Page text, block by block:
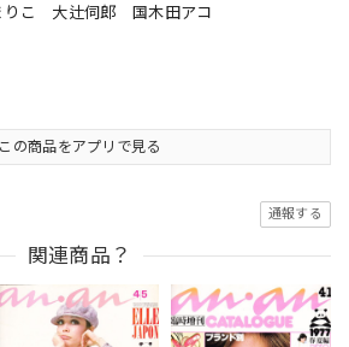
りこ 大辻伺郎 国木田アコ
この商品をアプリで見る
通報する
関連商品？